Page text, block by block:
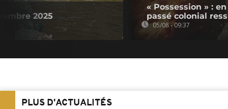
2025
« Possession » :
passé colonial
05/08 - 09:37
PLUS D'ACTUALITÉS